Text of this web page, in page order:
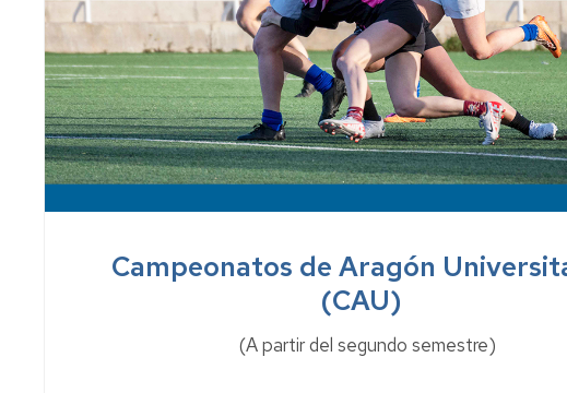
Campeonatos de Aragón
(CAU)
(A partir del segundo semestre)